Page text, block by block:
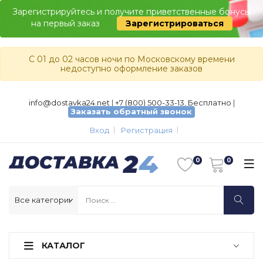
Зарегистрируйтесь и получите приветственные бонусы
на первый заказ
Зарегистрироваться
С 01 до 02 часов ночи по Московскому времени
недоступно оформление заказов
info@dostavka24.net | +7 (800) 500-33-13, Бесплатно |
Заказать обратный звонок
Вход
Регистрация
КАТАЛОГ